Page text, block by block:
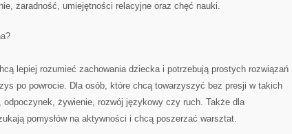
zaradność, umiejętności relacyjne oraz chęć nauki.
lepiej rozumieć zachowania dziecka i potrzebują prostych rozwiązań
po powrocie. Dla osób, które chcą towarzyszyć bez presji w takich
odpoczynek, żywienie, rozwój językowy czy ruch. Także dla
pomysłów na aktywności i chcą poszerzać warsztat.